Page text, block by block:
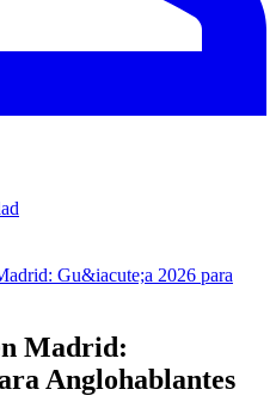
Gu&iacute;a 2026 para
Madrid:
Anglohablantes